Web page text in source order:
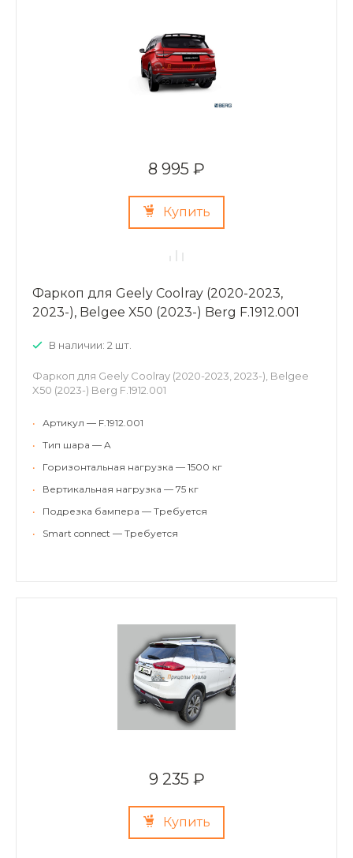
8 995 ₽
Купить
Фаркоп для Geely Coolray (2020-2023,
2023-), Belgee X50 (2023-) Berg F.1912.001
В наличии: 2 шт.
Фаркоп для Geely Coolray (2020-2023, 2023-), Belgee
X50 (2023-) Berg F.1912.001
•
Артикул — F.1912.001
•
Тип шара — A
•
Горизонтальная нагрузка — 1500 кг
•
Вертикальная нагрузка — 75 кг
•
Подрезка бампера — Требуется
•
Smart connect — Требуется
9 235 ₽
Купить